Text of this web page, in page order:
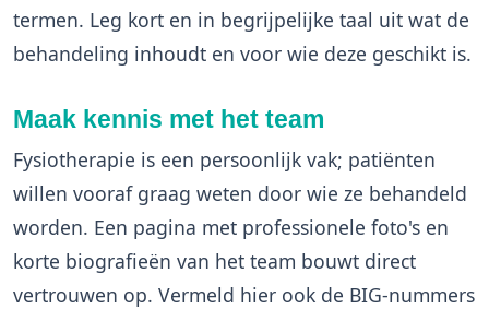
termen. Leg kort en in begrijpelijke taal uit wat de
behandeling inhoudt en voor wie deze geschikt is.
Maak kennis met het team
Fysiotherapie is een persoonlijk vak; patiënten
willen vooraf graag weten door wie ze behandeld
worden. Een pagina met professionele foto's en
korte biografieën van het team bouwt direct
vertrouwen op. Vermeld hier ook de BIG-nummers